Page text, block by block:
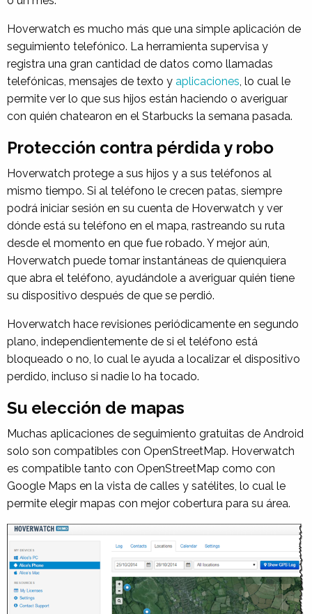
Hoverwatch es mucho más que una simple aplicación de
seguimiento telefónico. La herramienta supervisa y
registra una gran cantidad de datos como llamadas
telefónicas, mensajes de texto y aplicaciones , lo cual le
permite ver lo que sus hijos están haciendo o averiguar
con quién chatearon en el Starbucks la semana pasada.
Protección contra pérdida y robo
Hoverwatch protege a sus hijos y a sus teléfonos al
mismo tiempo. Si al teléfono le crecen patas, siempre
podrá iniciar sesión en su cuenta de Hoverwatch y ver
dónde está su teléfono en el mapa, rastreando su ruta
desde el momento en que fue robado. Y mejor aún,
Hoverwatch puede tomar instantáneas de quienquiera
que abra el teléfono, ayudándole a averiguar quién tiene
su dispositivo después de que se perdió.
Hoverwatch hace revisiones periódicamente en segundo
plano, independientemente de si el teléfono está
bloqueado o no, lo cual le ayuda a localizar el dispositivo
perdido, incluso si nadie lo ha tocado.
Su elección de mapas
Muchas aplicaciones de seguimiento gratuitas de Android
solo son compatibles con OpenStreetMap. Hoverwatch
es compatible tanto con OpenStreetMap como con
Google Maps en la vista de calles y satélites, lo cual le
permite elegir mapas con mejor cobertura para su área.